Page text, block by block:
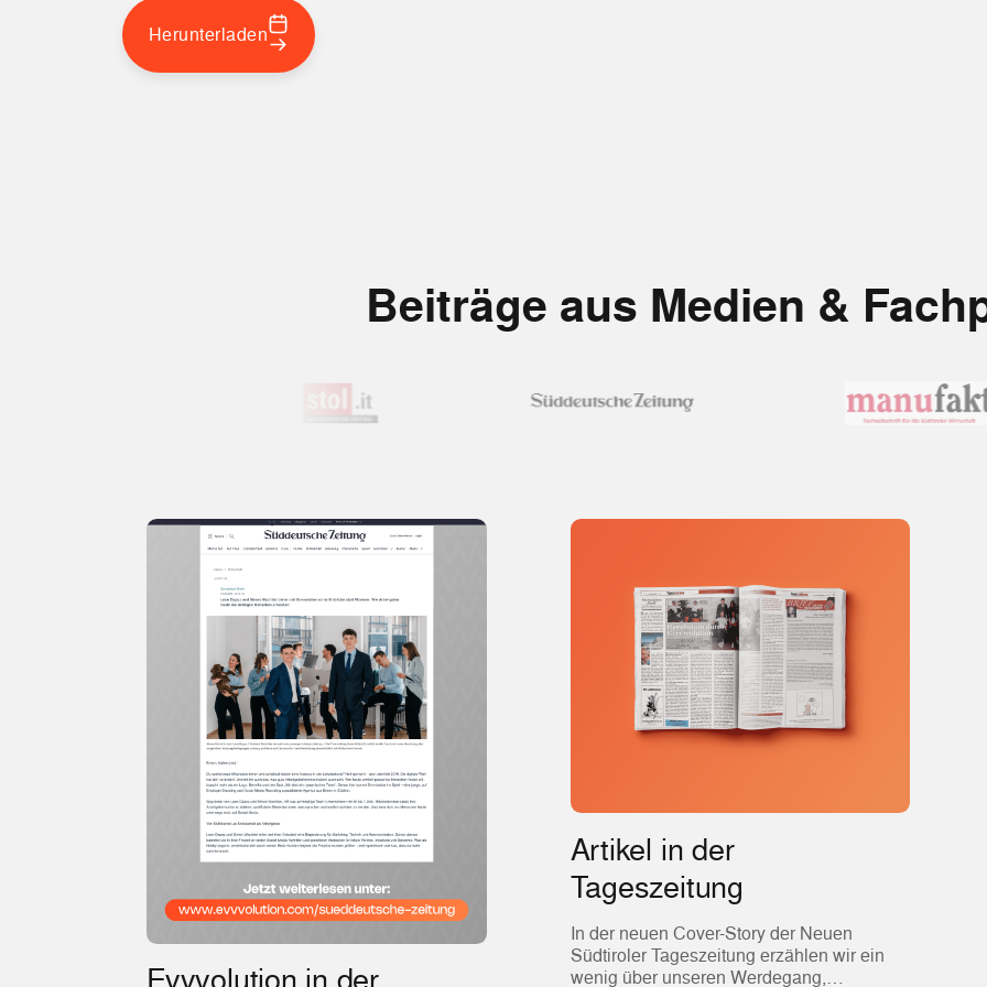
Herunterladen
Beiträge aus Medien &
Artikel in der
Tageszeitung
In der neuen Cover-Story der Neuen
Südtiroler Tageszeitung erzählen wir ein
wenig über unseren Werdegang,